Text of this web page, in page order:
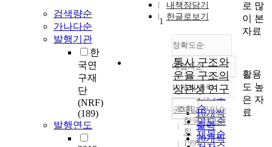
검색량순
가나다순
발행기관
한
국연
구재
단
(NRF)
(189)
발행연도
내책장담기
한글로보기
정확도순
정확도
순
인기도
순
연도순
제목순
내림차순
내림차순
10개씩 출력
10개씩
출력
20개씩
조회
1
통사 구조와
운율 구조의
상관성 연구
권재일,문양수
한국언어학
회
1997
로 많
이 본
자료
활용
도 높
은 자
료